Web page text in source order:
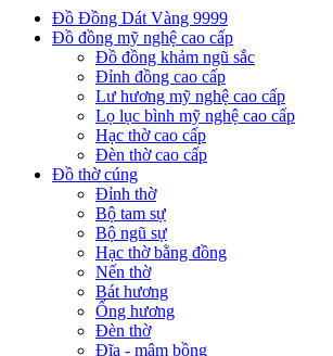
Đồ Đồng Dát Vàng 9999
Đồ đồng mỹ nghệ cao cấp
Đồ đồng khảm ngũ sắc
Đỉnh đồng cao cấp
Lư hương mỹ nghệ cao cấp
Lọ lục bình mỹ nghệ cao cấp
Hạc thờ cao cấp
Đèn thờ cao cấp
Đồ thờ cúng
Đỉnh thờ
Bộ tam sự
Bộ ngũ sự
Hạc thờ bằng đồng
Nến thờ
Bát hương
Ống hương
Đèn thờ
Đĩa - mâm bồng